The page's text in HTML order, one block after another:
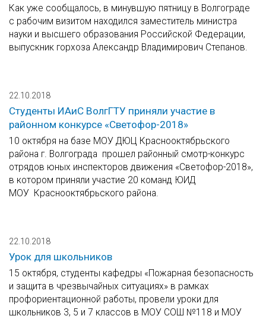
Как уже сообщалось, в минувшую пятницу в Волгограде
с рабочим визитом находился заместитель министра
науки и высшего образования Российской Федерации,
выпускник горхоза Александр Владимирович Степанов.
22.10.2018
Студенты ИАиС ВолгГТУ приняли участие в
районном конкурсе «Светофор-2018»
10 октября на базе МОУ ДЮЦ Краснооктябрьского
района г. Волгограда прошел районный смотр-конкурс
отрядов юных инспекторов движения «Светофор-2018»,
в котором приняли участие 20 команд ЮИД
МОУ Краснооктябрьского района.
22.10.2018
Урок для школьников
15 октября, студенты кафедры «Пожарная безопасность
и защита в чрезвычайных ситуациях» в рамках
профориентационной работы, провели уроки для
школьников 3, 5 и 7 классов в МОУ СОШ №118 и МОУ